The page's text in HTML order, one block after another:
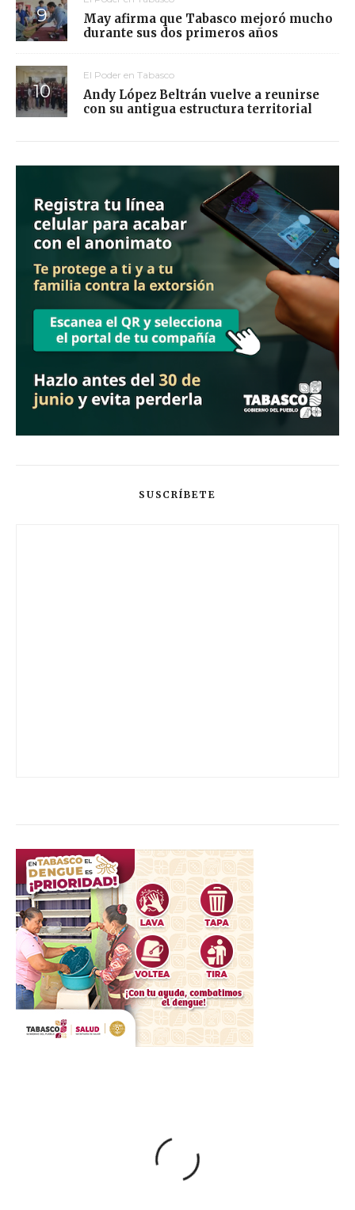
May afirma que Tabasco mejoró mucho
durante sus dos primeros años
El Poder en Tabasco
Andy López Beltrán vuelve a reunirse
con su antigua estructura territorial
SUSCRÍBETE